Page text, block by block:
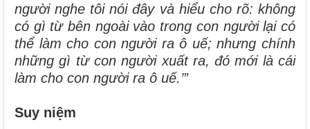
người nghe tôi nói đây và hiểu cho rõ: không
có gì từ bên ngoài vào trong con người lại có
thể làm cho con người ra ô uế; nhưng chính
những gì từ con người xuất ra, đó mới là cái
làm cho con người ra ô uế.’”
Suy niệm